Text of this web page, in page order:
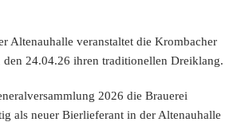
Altenauhalle veranstaltet die Krombacher
den 24.04.26 ihren traditionellen Dreiklang.
2026 die Brauerei
als neuer Bierlieferant in der Altenauhalle